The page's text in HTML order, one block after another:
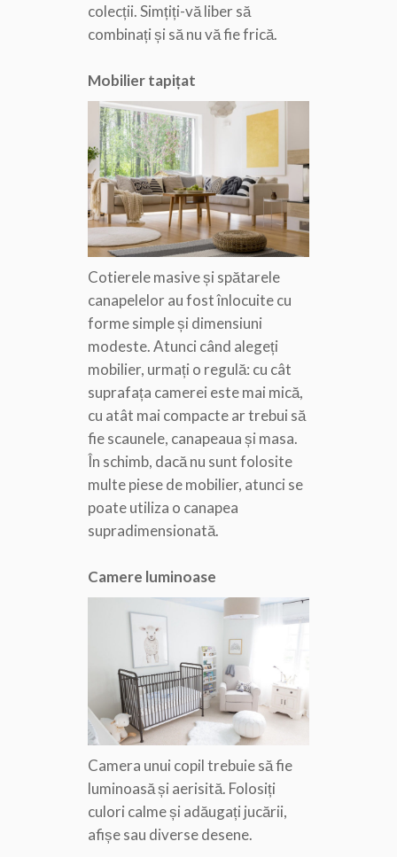
colecții. Simțiți-vă liber să
combinați și să nu vă fie frică.
Mobilier tapițat
Cotierele masive și spătarele
canapelelor au fost înlocuite cu
forme simple și dimensiuni
modeste. Atunci când alegeți
mobilier, urmați o regulă: cu cât
suprafața camerei este mai mică,
cu atât mai compacte ar trebui să
fie scaunele, canapeaua și masa.
În schimb, dacă nu sunt folosite
multe piese de mobilier, atunci se
poate utiliza o canapea
supradimensionată.
Camere luminoase
Camera unui copil trebuie să fie
luminoasă și aerisită. Folosiți
culori calme și adăugați jucării,
afișe sau diverse desene.